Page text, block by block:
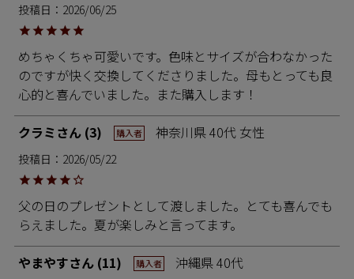
投稿日 2026/06/25
めちゃくちゃ可愛いです。色味とサイズが合わなかった
のですが快く交換してくださりました。母もとっても良
心的と喜んでいました。また購入します！
クラミ 3 購入者 神奈川県40代 女性
投稿日 2026/05/22
父の日のプレゼントとして渡しました。とても喜んでも
らえました。夏が楽しみと言ってます。
やまやす 11 購入者 沖縄県40代